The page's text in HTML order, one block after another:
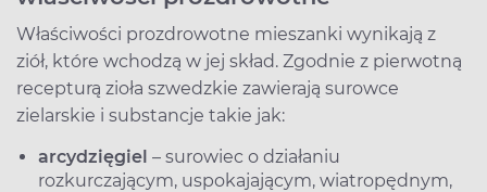
Właściwości prozdrowotne mieszanki wynikają z
ziół, które wchodzą w jej skład. Zgodnie z pierwotną
recepturą zioła szwedzkie zawierają surowce
zielarskie i substancje takie jak:
arcydzięgiel – surowiec o działaniu
rozkurczającym, uspokajającym, wiatropędnym,